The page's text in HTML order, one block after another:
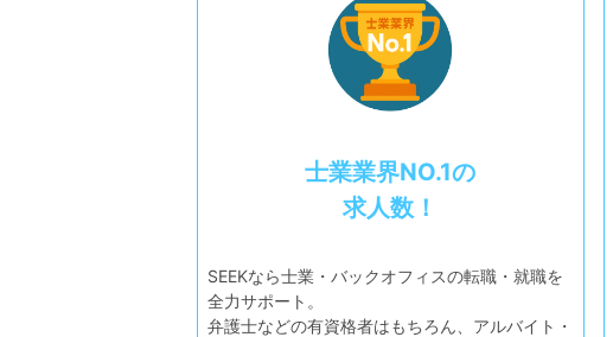
士業業界NO.1の
求人数！
SEEKなら士業・バックオフィスの転職・就職を
全力サポート。
弁護士などの有資格者はもちろん、アルバイト・